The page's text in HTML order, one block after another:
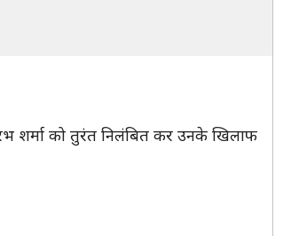
शर्मा को तुरंत निलंबित कर उनके खिलाफ